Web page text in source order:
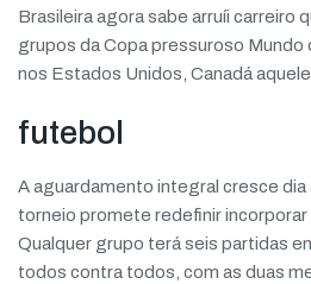
Brasileira agora sabe arruíi carreiro
grupos da Copa pressuroso Mundo
nos Estados Unidos, Canadá
futebol
A aguardamento integral cresce dia
torneio promete redefinir
Qualquer grupo terá seis partidas
todos contra todos, com as duas